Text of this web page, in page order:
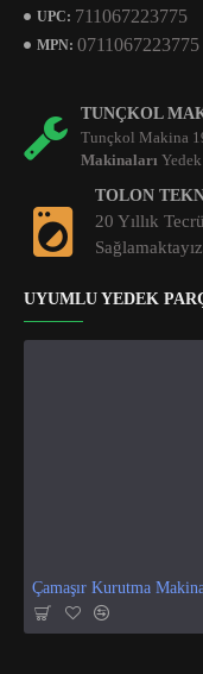
UPC: 711067223775
MPN: 0711067223775
TUNÇKOL
Tunçkol Makina
Makinaları
TOLON
20 Yıllık
UYUMLU YEDEK